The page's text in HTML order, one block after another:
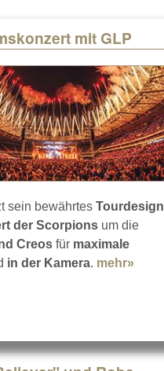
mit GLP
sein bewährtes Tourdesign
der Scorpions um die
Creos für maximale
in der Kamera. mehr»